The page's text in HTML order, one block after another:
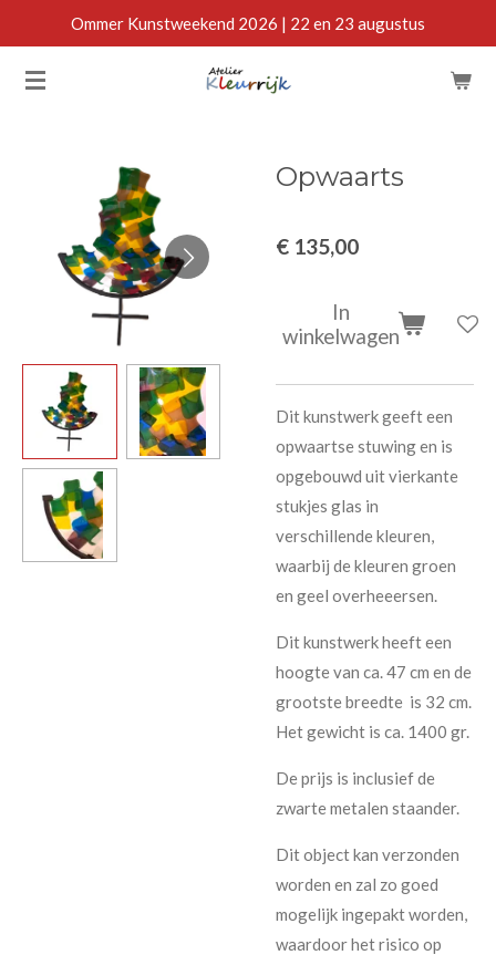
naar
Ommer Kunstweekend 2026 | 22 en 23 augustus
Opwaarts
€ 135,00
In
winkelwagen
Dit kunstwerk geeft een
opwaartse stuwing en is
opgebouwd uit vierkante
stukjes glas in
verschillende kleuren,
waarbij de kleuren groen
en geel overheeersen.
Dit kunstwerk heeft een
hoogte van ca. 47 cm en de
grootste breedte is 32 cm.
Het gewicht is ca. 1400 gr.
De prijs is inclusief de
zwarte metalen staander.
Dit object kan verzonden
worden en zal zo goed
mogelijk ingepakt worden,
waardoor het risico op